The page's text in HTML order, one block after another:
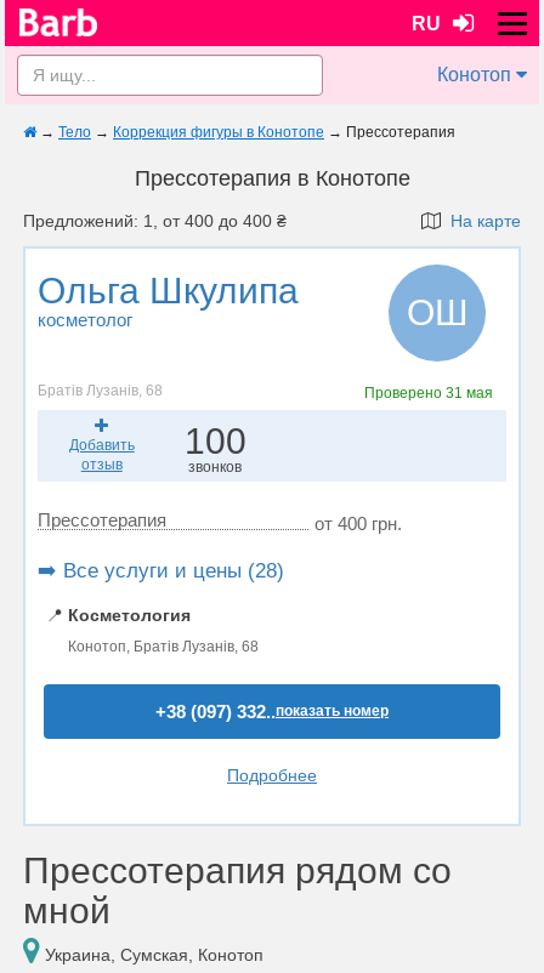
RU
Конотоп
→ Тело → Коррекция фигуры в Конотопе → Прессотерапия
Прессотерапия в Конотопе
Предложений: 1, от 400 до 400 ₴ На карте
Ольга Шкулипа
косметолог ОШ
Братів Лузанів, 68 Проверено 31 мая
Добавить
отзыв
100
звонков
Прессотерапия от 400 грн.
➡️ Все услуги и цены (28)
📍 Косметология
Конотоп, Братів Лузанів, 68
+38 (097) 332..показать номер
Подробнее
Прессотерапия рядом со
мной
Украина, Сумская, Конотоп